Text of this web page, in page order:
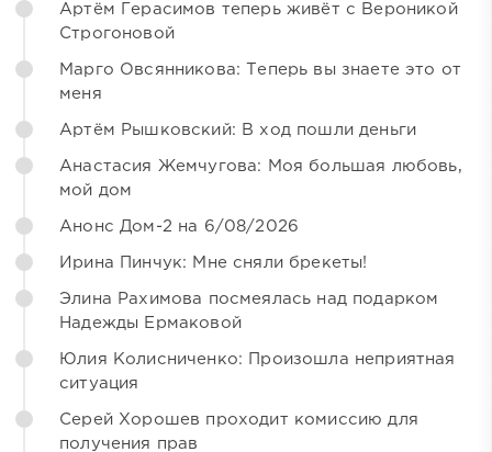
Артём Герасимов теперь живёт с Вероникой
Строгоновой
Марго Овсянникова: Теперь вы знаете это от
меня
Артём Рышковский: В ход пошли деньги
Анастасия Жемчугова: Моя большая любовь,
мой дом
Анонс Дом-2 на 6/08/2026
Ирина Пинчук: Мне сняли брекеты!
Элина Рахимова посмеялась над подарком
Надежды Ермаковой
Юлия Колисниченко: Произошла неприятная
ситуация
Серей Хорошев проходит комиссию для
получения прав